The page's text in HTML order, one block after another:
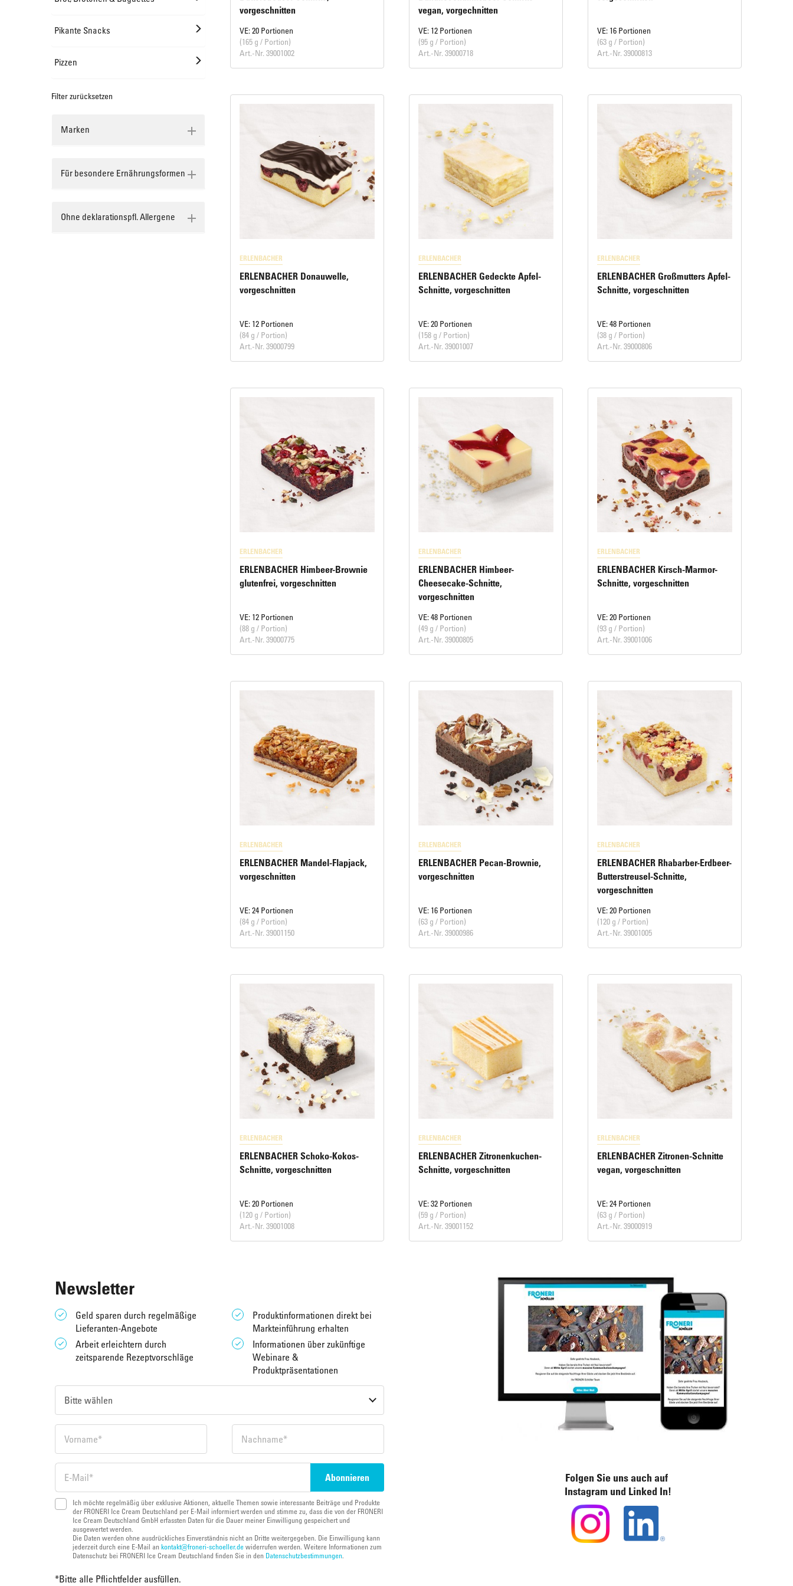
Pikante Snacks
Pizzen
Filter zurücksetzen
Marken
Für besondere Ernährungsformen
Ohne deklarationspfl. Allergene
vorgeschnitten
VE: 20 Portionen
(165 g / Portion)
Art.-Nr. 39001002
vegan, vorgechnitten
VE: 12 Portionen
(95 g / Portion)
Art.-Nr. 39000718
VE: 16 Portionen
(63 g / Portion)
Art.-Nr. 39000813
ERLENBACHER
ERLENBACHER Donauwelle,
vorgeschnitten
VE: 12 Portionen
(84 g / Portion)
Art.-Nr. 39000799
ERLENBACHER
ERLENBACHER Gedeckte Apfel-
Schnitte, vorgeschnitten
VE: 20 Portionen
(158 g / Portion)
Art.-Nr. 39001007
ERLENBACHER
ERLENBACHER Großmutters Apfel-
Schnitte, vorgeschnitten
VE: 48 Portionen
(38 g / Portion)
Art.-Nr. 39000806
ERLENBACHER
ERLENBACHER Himbeer-Brownie
glutenfrei, vorgeschnitten
VE: 12 Portionen
(88 g / Portion)
Art.-Nr. 39000775
ERLENBACHER
ERLENBACHER Himbeer-
Cheesecake-Schnitte,
vorgeschnitten
VE: 48 Portionen
(49 g / Portion)
Art.-Nr. 39000805
ERLENBACHER
ERLENBACHER Kirsch-Marmor-
Schnitte, vorgeschnitten
VE: 20 Portionen
(93 g / Portion)
Art.-Nr. 39001006
ERLENBACHER
ERLENBACHER Mandel-Flapjack,
vorgeschnitten
VE: 24 Portionen
(84 g / Portion)
Art.-Nr. 39001150
ERLENBACHER
ERLENBACHER Pecan-Brownie,
vorgeschnitten
VE: 16 Portionen
(63 g / Portion)
Art.-Nr. 39000986
ERLENBACHER
ERLENBACHER Rhabarber-Erdbeer-
Butterstreusel-Schnitte,
vorgeschnitten
VE: 20 Portionen
(120 g / Portion)
Art.-Nr. 39001005
ERLENBACHER
ERLENBACHER Schoko-Kokos-
Schnitte, vorgeschnitten
VE: 20 Portionen
(120 g / Portion)
Art.-Nr. 39001008
ERLENBACHER
ERLENBACHER Zitronenkuchen-
Schnitte, vorgeschnitten
VE: 32 Portionen
(59 g / Portion)
Art.-Nr. 39001152
ERLENBACHER
ERLENBACHER Zitronen-Schnitte
vegan, vorgeschnitten
VE: 24 Portionen
(63 g / Portion)
Art.-Nr. 39000919
Newsletter
Geld sparen durch regelmäßige
Lieferanten-Angebote
Produktinformationen direkt bei
Markteinführung erhalten
Arbeit erleichtern durch
zeitsparende Rezeptvorschläge
Informationen über zukünftige
Webinare &
Produktpräsentationen
Ich möchte regelmäßig über exklusive Aktionen, aktuelle Themen sowie interessante Beiträge und Produkte
der FRONERI Ice Cream Deutschland per E-Mail informiert werden und stimme zu, dass die von der FRONERI
Ice Cream Deutschland GmbH erfassten Daten für die Dauer meiner Einwilligung gespeichert und
ausgewertet werden.
Die Daten werden ohne ausdrückliches Einverständnis nicht an Dritte weitergegeben. Die Einwilligung kann
jederzeit durch eine E-Mail an kontakt@froneri-schoeller.dewiderrufen werden. Weitere Informationen zum
Datenschutz bei FRONERI Ice Cream Deutschland finden Sie in den Datenschutzbestimmungen.
*Bitte alle Pflichtfelder ausfüllen.
Folgen Sie uns auch auf
Instagram und Linked In!